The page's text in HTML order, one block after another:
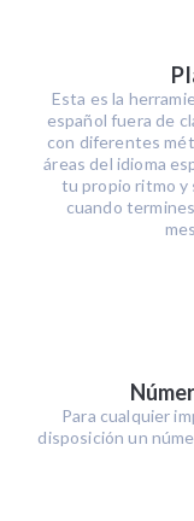
Esta es la
español fuera de
con diferentes
áreas del idioma
tu propio ritmo y
cuando
Para cualquier
disposición un